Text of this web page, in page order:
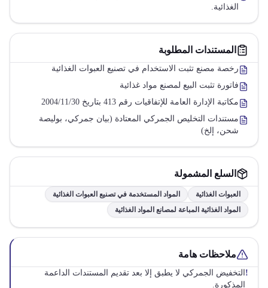
الغذائية.
المستندات المطلوبة
رخصة مصنع تثبت الاستخدام في تصنيع العبوات الغذائية
فاتورة تثبت البيع لمصنع مواد غذائية
مكاتبة الإدارة العامة للإتفاقيات رقم 413 بتاريخ 2004/11/30
مستندات التخليص الجمركي المعتادة (بيان جمركي، بوليصة
شحن، إلخ)
السلع المشمولة
العبوات الغذائية
المواد المستخدمة في تصنيع العبوات الغذائية
المواد الغذائية المباعة لمصانع المواد الغذائية
ملاحظات هامة
! التخفيض الجمركي لا يطبق إلا بعد تقديم المستندات الداعمة
المذكورة.